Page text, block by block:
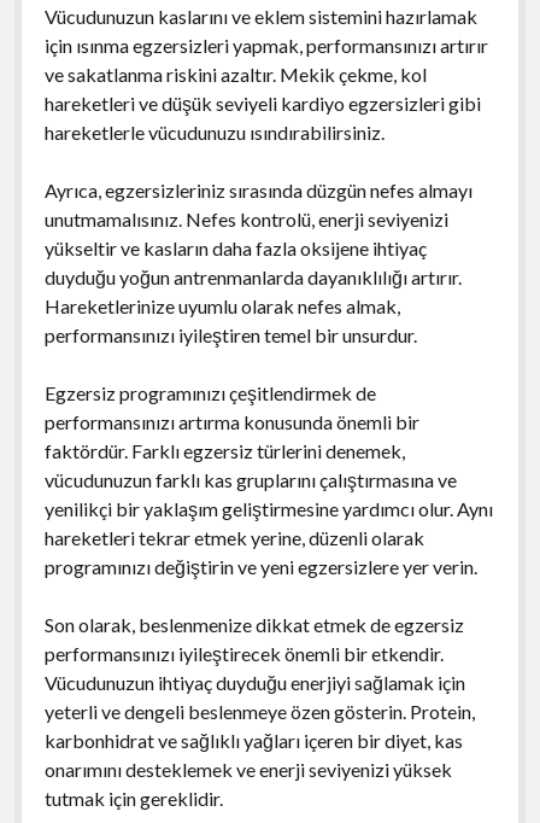
Vücudunuzun kaslarını ve eklem sistemini hazırlamak
için ısınma egzersizleri yapmak, performansınızı artırır
ve sakatlanma riskini azaltır. Mekik çekme, kol
hareketleri ve düşük seviyeli kardiyo egzersizleri gibi
hareketlerle vücudunuzu ısındırabilirsiniz.
Ayrıca, egzersizleriniz sırasında düzgün nefes almayı
unutmamalısınız. Nefes kontrolü, enerji seviyenizi
yükseltir ve kasların daha fazla oksijene ihtiyaç
duyduğu yoğun antrenmanlarda dayanıklılığı artırır.
Hareketlerinize uyumlu olarak nefes almak,
performansınızı iyileştiren temel bir unsurdur.
Egzersiz programınızı çeşitlendirmek de
performansınızı artırma konusunda önemli bir
faktördür. Farklı egzersiz türlerini denemek,
vücudunuzun farklı kas gruplarını çalıştırmasına ve
yenilikçi bir yaklaşım geliştirmesine yardımcı olur. Aynı
hareketleri tekrar etmek yerine, düzenli olarak
programınızı değiştirin ve yeni egzersizlere yer verin.
Son olarak, beslenmenize dikkat etmek de egzersiz
performansınızı iyileştirecek önemli bir etkendir.
Vücudunuzun ihtiyaç duyduğu enerjiyi sağlamak için
yeterli ve dengeli beslenmeye özen gösterin. Protein,
karbonhidrat ve sağlıklı yağları içeren bir diyet, kas
onarımını desteklemek ve enerji seviyenizi yüksek
tutmak için gereklidir.